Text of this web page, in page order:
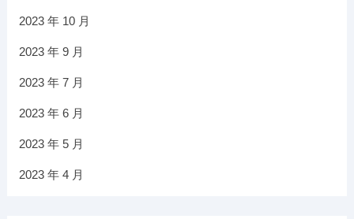
2023 年 10 月
2023 年 9 月
2023 年 7 月
2023 年 6 月
2023 年 5 月
2023 年 4 月